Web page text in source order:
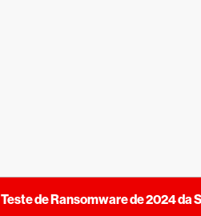
de Ransomware de 2024 da